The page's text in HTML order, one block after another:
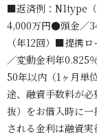
■返済例：N1type
4,000万円●頭金／
（年12回）■提携
／変動金利年0.825
50年以内（1ヶ月単
途、融資手数料が
抜）をお借入時に
される金利は融資